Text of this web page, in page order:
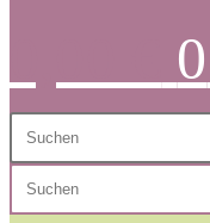
0
Diese
Website
durchsuchen